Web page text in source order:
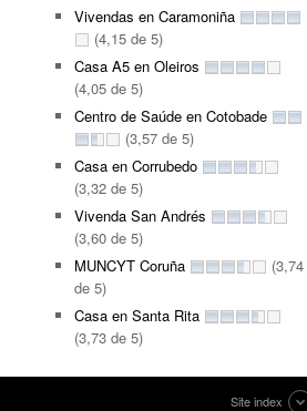
Vivendas en Caramoniña
(4,15 de 5)
Casa A5 en Oleiros
(4,05 de 5)
Centro de Saúde en Cotobade
(3,57 de 5)
Casa en Corrubedo
(3,32 de 5)
Vivenda San Andrés
(3,60 de 5)
MUNCYT Coruña
(3,74
de 5)
Casa en Santa Rita
(3,73 de 5)
Site index